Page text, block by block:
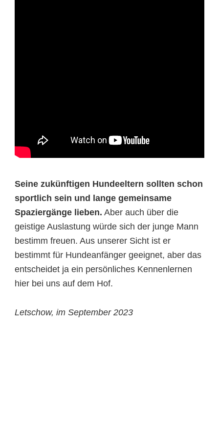
Seine zukünftigen Hundeeltern sollten schon
sportlich sein und lange gemeinsame
Spaziergänge lieben. Aber auch über die
geistige Auslastung würde sich der junge Mann
bestimm freuen. Aus unserer Sicht ist er
bestimmt für Hundeanfänger geeignet, aber das
entscheidet ja ein persönliches Kennenlernen
hier bei uns auf dem Hof.
Letschow, im September 2023